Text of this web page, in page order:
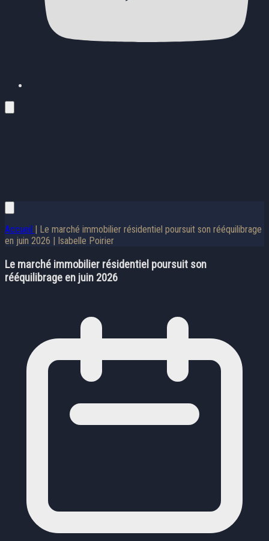
Accueil | Le marché immobilier résidentiel poursuit son rééquilibrage
en juin 2026 | Isabelle Poirier
Le marché immobilier résidentiel poursuit son
rééquilibrage en juin 2026